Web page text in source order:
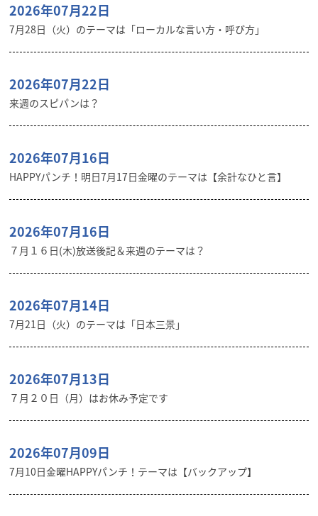
2026年07月22日
7月28日（火）のテーマは「ローカルな言い方・呼び方」
2026年07月22日
来週のスピパンは？
2026年07月16日
HAPPYパンチ！明日7月17日金曜のテーマは【余計なひと言】
2026年07月16日
７月１６日(木)放送後記＆来週のテーマは？
2026年07月14日
7月21日（火）のテーマは「日本三景」
2026年07月13日
７月２０日（月）はお休み予定です
2026年07月09日
7月10日金曜HAPPYパンチ！テーマは【バックアップ】